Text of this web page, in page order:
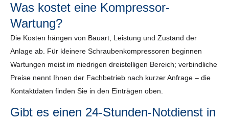
Was kostet eine Kompressor-
Wartung?
Die Kosten hängen von Bauart, Leistung und Zustand der
Anlage ab. Für kleinere Schraubenkompressoren beginnen
Wartungen meist im niedrigen dreistelligen Bereich; verbindliche
Preise nennt Ihnen der Fachbetrieb nach kurzer Anfrage – die
Kontaktdaten finden Sie in den Einträgen oben.
Gibt es einen 24-Stunden-Notdienst in